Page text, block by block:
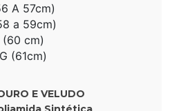
A 57cm)
a 59cm)
(60 cm)
(61cm)
E VELUDO